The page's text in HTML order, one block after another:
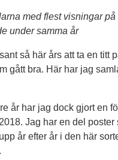
med flest visningar
under samma år
så här års att ta en titt
gått bra. Här har jag
år har jag dock gjort en
Jag har en del poster
år efter år i den här